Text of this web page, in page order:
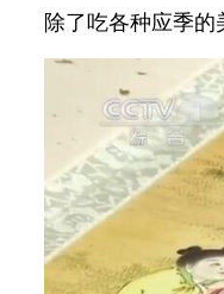
除了吃各种应季的